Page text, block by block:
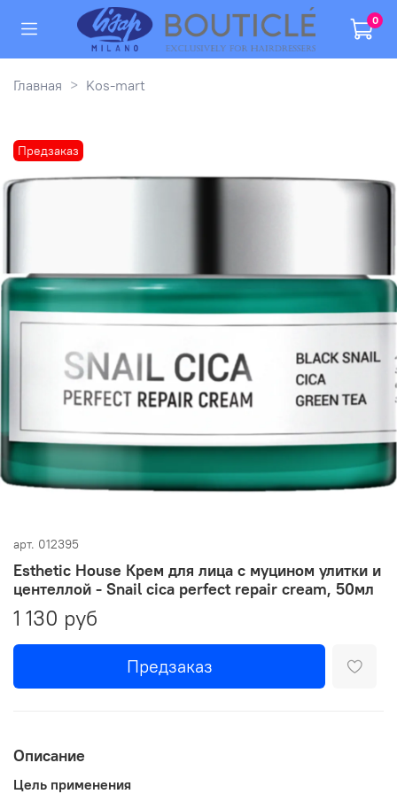
0
Главная Kos-mart
Предзаказ
арт. 012395
Esthetic House Крем для лица с муцином улитки и
центеллой - Snail cica perfect repair cream, 50мл
1 130 руб
Предзаказ
Описание
Цель применения